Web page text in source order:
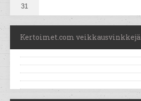
31
Kertoimet.com veikkausvinkkejä